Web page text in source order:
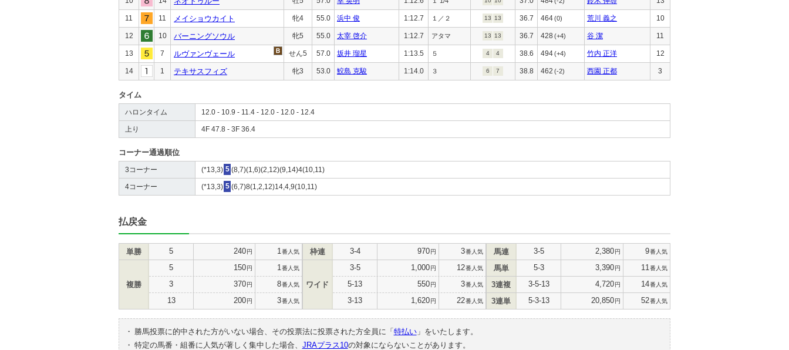
11 11 メイショウカイト 牝4 55.0 浜中 俊 1:12.7 １／２ 13 13 36.7 464(0) 荒川 義之 10
12 10 バーニングソウル 牝5 55.0 太宰 啓介 1:12.7 アタマ 13 13 36.7 428 (+4) 谷 潔 11
13 7 ルヴァンヴェール せん5 57.0 坂井 瑠星 1:13.5 ５ 4 4 38.6 494(+4) 竹内 正洋 12
14 1 テキサスフィズ 牝3 53.0 鮫島 克駿 1:14.0 ３ 6 7 38.8 462 (-2) 西園 正都 3
タイム
ハロンタイム 12.0 - 10.9 - 11.4 - 12.0 - 12.0 - 12.4
上り 4F 47.8 - 3F 36.4
コーナー通過順位
3コーナー (*13,3) 5 (8,7)(1,6)(2,12)(9,14)4(10,11)
4コーナー (*13,3) 5 (6,7)8(1,2,12)14,4,9(10,11)
払戻金
単勝 5 240円 1 番人気
複勝
5 150円 1 番人気
3 370円 8番人気
13 200円 3番人気
枠連 3-4 970円 3番人気
ワイド
3-5 1,000円 12番人気
5-13 550円 3番人気
3-13 1,620円 22番人気
馬連 3-5 2,380円 9番人気
馬単 5-3 3,390円 11 番人気
3連複 3-5-13 4,720円 14番人気
3連単 5-3-13 20,850円 52番人気
・ 勝馬投票に的中された方がいない場合、その投票法に投票された方全員に「 特払い」をいたします。
・ 特定の馬番・組番に人気が著しく集中した場合、 JRAプラス10の対象にならないことがあります。